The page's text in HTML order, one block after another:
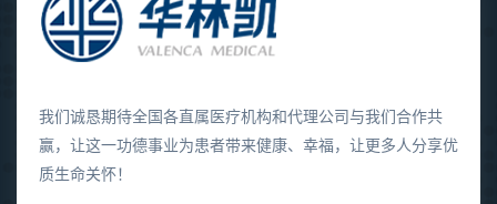
我们诚恳期待全国各直属医疗机构和代理公司与我们合作共
赢，让这一功德事业为患者带来健康、幸福，让更多人分享优
质生命关怀！